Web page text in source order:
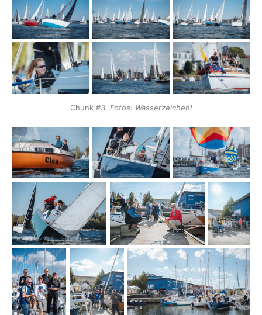
Chunk #3. Fotos: Wasserzeichen!